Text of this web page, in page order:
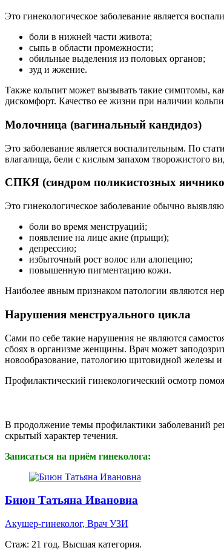
Это гинекологическое заболевание является
боли в нижней части живота;
сыпь в области промежности;
обильные выделения из половых органов;
зуд и жжение.
Также кольпит может вызывать такие симптомы,
дискомфорт. Качество ее жизни при наличии
Молочница (вагинальный кандидоз)
Это заболевание является воспалительным. По
влагалища, бели с кислым запахом творожистого
СПКЯ (синдром поликистозных
Это гинекологическое заболевание обычно
боли во время менструаций;
появление на лице акне (прыщи);
депрессию;
избыточный рост волос или алопецию;
повышенную пигментацию кожи.
Наиболее явным признаком патологии являются
Нарушения менструального цикла
Сами по себе такие нарушения не являются
сбоях в организме женщины. Врач может
новообразование, патологию щитовидной железы и
Профилактический гинекологический осмотр
В продолжение темы профилактики заболеваний
скрытый характер течения.
Записаться на приём гинеколога:
Биюн Татьяна Ивановна
Акушер-гинеколог, Врач УЗИ
Стаж: 21 год. Высшая категория.